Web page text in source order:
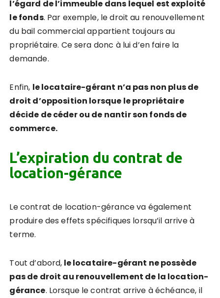
l’égard de l’immeuble dans lequel est exploité
le fonds. Par exemple, le droit au renouvellement
du bail commercial appartient toujours au
propriétaire. Ce sera donc à lui d’en faire la
demande.
Enfin, le locataire-gérant n’a pas non plus de
droit d’opposition lorsque le propriétaire
décide de céder ou de nantir son fonds de
commerce.
L’expiration du contrat de
location-gérance
Le contrat de location-gérance va également
produire des effets spécifiques lorsqu’il arrive à
terme.
Tout d’abord, le locataire-gérant ne possède
pas de droit au renouvellement de la location-
gérance. Lorsque le contrat arrive à échéance, il